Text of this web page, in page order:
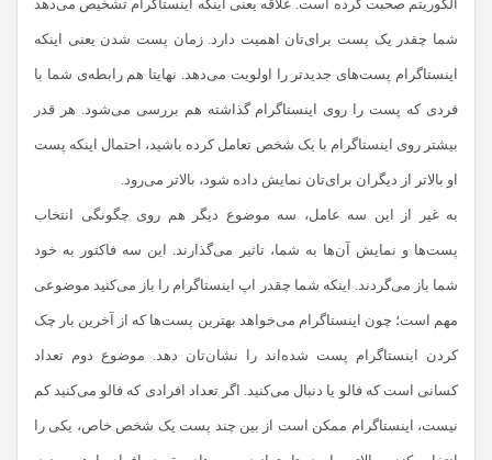
الگوریتم صحبت کرده است. علاقه یعنی اینکه اینستاگرام تشخیص می‌دهد
شما چقدر یک پست برای‌تان اهمیت دارد. زمان پست شدن یعنی اینکه
اینستاگرام پست‌های جدیدتر را اولویت می‌دهد. نهایتا هم رابطه‌ی شما با
فردی که پست را روی اینستاگرام گذاشته هم بررسی می‌شود. هر قدر
بیشتر روی اینستاگرام با یک شخص تعامل کرده باشید، احتمال اینکه پست
او بالاتر از دیگران برای‌تان نمایش داده شود، بالاتر می‌رود.
به غیر از این سه عامل، سه موضوع دیگر هم روی چگونگی انتخاب
پست‌ها و نمایش آن‌ها به شما، تاثیر می‌گذارند. این سه فاکتور به خود
شما باز می‌گردند. اینکه شما چقدر اپ اینستاگرام را باز می‌کنید موضوعی
مهم است؛ چون اینستاگرام می‌خواهد بهترین پست‌ها که از آخرین بار چک
کردن اینستاگرام پست شده‌اند را نشان‌تان دهد. موضوع دوم تعداد
کسانی است که فالو یا دنبال می‌کنید. اگر تعداد افرادی که فالو می‌کنید کم
نیست، اینستاگرام ممکن است از بین چند پست یک شخص خاص، یکی را